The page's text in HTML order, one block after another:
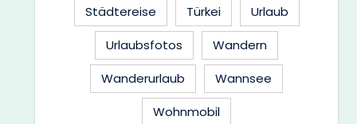
Städtereise
Türkei
Urlaub
Urlaubsfotos
Wandern
Wanderurlaub
Wannsee
Wohnmobil